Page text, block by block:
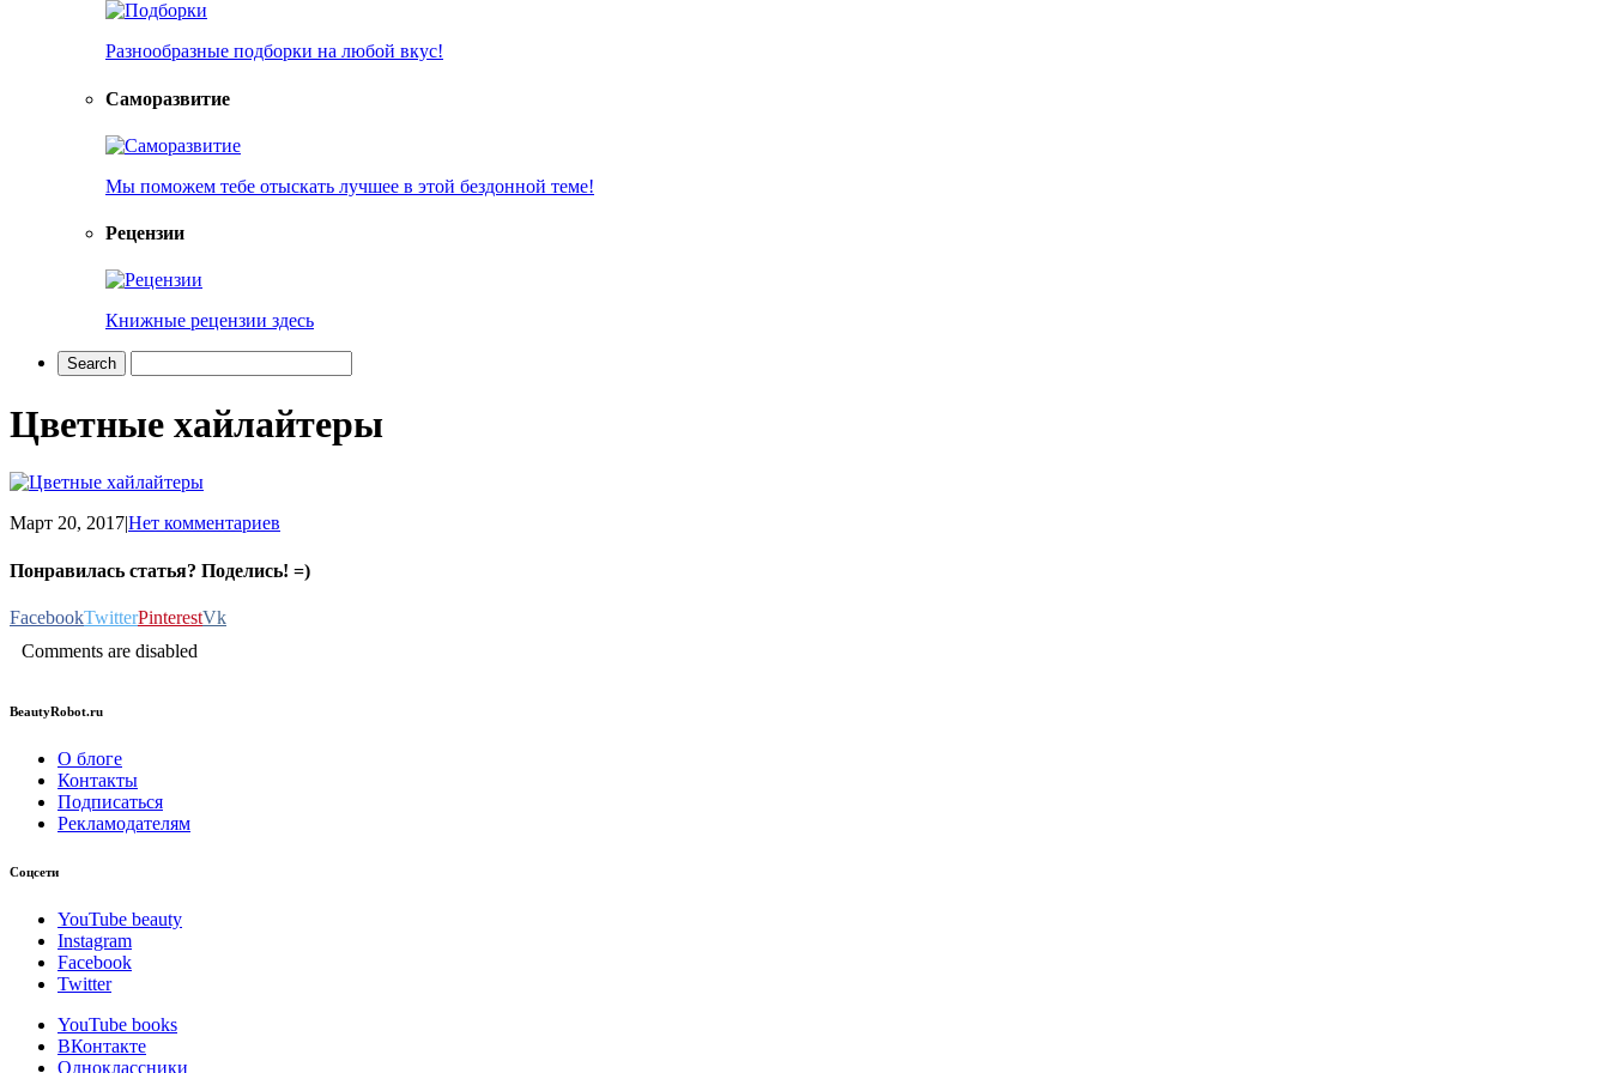
Разнообразные подборки на любой вкус!
Саморазвитие
Мы поможем тебе отыскать лучшее в этой бездонной теме!
Рецензии
Книжные рецензии здесь
Цветные хайлайтеры
Март 20, 2017|Нет комментариев
Понравилась статья? Поделись! =)
FacebookTwitterPinterestVk
Comments are disabled
BeautyRobot.ru
О блоге
Контакты
Подписаться
Рекламодателям
Соцсети
YouTube beauty
Instagram
Facebook
Twitter
YouTube books
ВКонтакте
Одноклассники